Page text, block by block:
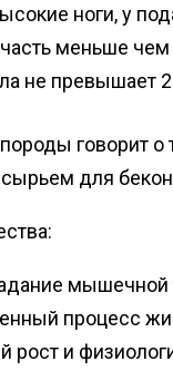
ноги, у
меньше чем
не превышает
говорит
для
мышечной
процесс
рост и